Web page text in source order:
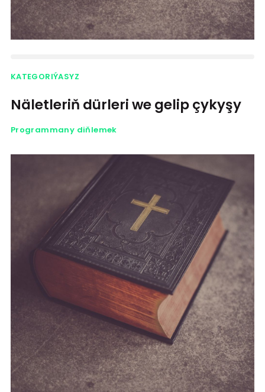
KATEGORIÝASYZ
Näletleriň dürleri we gelip çykyşy
Programmany diňlemek